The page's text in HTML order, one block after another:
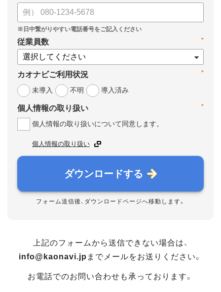
*
従業員数
*
カオナビご利用状況
未導入
不明 導入済み
*
個人情報の取り扱い
個人情報の取り扱いについて同意します。
個人情報の取り扱い
ダウンロードする
フォーム送信後、ダウンロードページへ移動します。
上記のフォームから送信できない場合は、
info@kaonavi.jp までメールをお送りください。
お電話でのお問い合わせも承っております。